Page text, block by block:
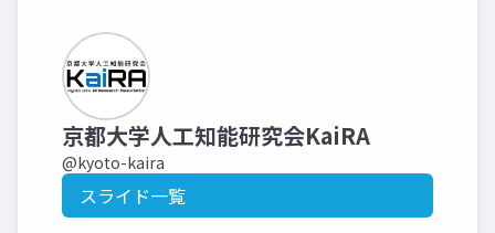
京都大学人工知能研究会KaiRA
@kyoto-kaira
スライド一覧